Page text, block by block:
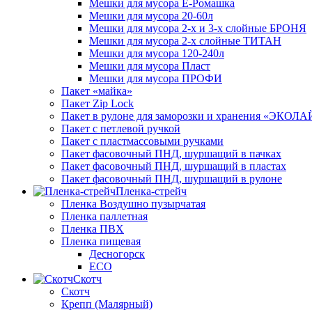
Мешки для мусора Ё-Ромашка
Мешки для мусора 20-60л
Мешки для мусора 2-х и 3-х слойные БРОНЯ
Мешки для мусора 2-х слойные ТИТАН
Мешки для мусора 120-240л
Мешки для мусора Пласт
Мешки для мусора ПРОФИ
Пакет «майка»
Пакет Zip Lock
Пакет в рулоне для заморозки и хранения
Пакет с петлевой ручкой
Пакет с пластмассовыми ручками
Пакет фасовочный ПНД, шуршащий в пачках
Пакет фасовочный ПНД, шуршащий в пластах
Пакет фасовочный ПНД, шуршащий в рулоне
Пленка-стрейч
Пленка Воздушно пузырчатая
Пленка паллетная
Пленка ПВХ
Пленка пищевая
Десногорск
ECO
Скотч
Скотч
Крепп (Малярный)